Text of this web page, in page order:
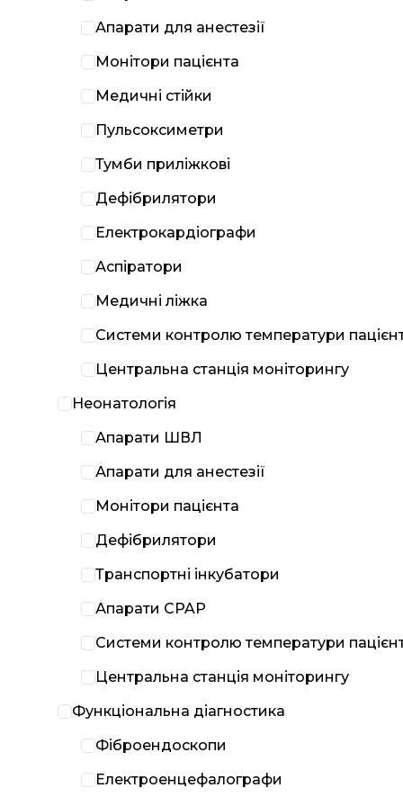
Апарати для анестезії
Монітори пацієнта
Медичні стійки
Пульсоксиметри
Тумби приліжкові
Дефібрилятори
Електрокардіографи
Аспіратори
Медичні ліжка
Системи контролю температури
Центральна станція моніторингу
Неонатологія
Апарати ШВЛ
Апарати для анестезії
Монітори пацієнта
Дефібрилятори
Транспортні інкубатори
Апарати CPAP
Системи контролю температури
Центральна станція моніторингу
Функціональна діагностика
Фіброендоскопи
Електроенцефалографи